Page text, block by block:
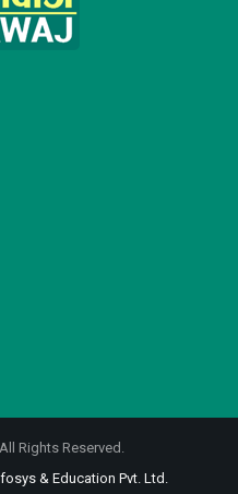
Rights Reserved.
& Education Pvt. Ltd.